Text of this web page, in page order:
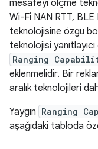
mesafeyi ölçme
Wi-Fi NAN RTT,
teknolojisine özgü
teknolojisi
Ranging
eklenmelidir. Bir
aralık teknolojileri
Yaygın Ranging
aşağıdaki tabloda